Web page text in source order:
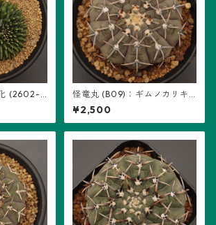
(2602-H
ウム属 ※
怪竜丸 (B09)：ギムノカリキ
ウム属 ※実生
¥2,500